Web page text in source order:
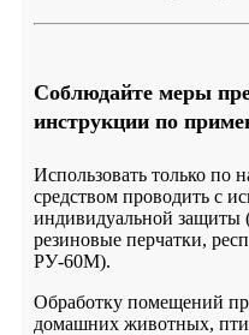
Соблюдайте меры
инструкции по
Использовать только по
средством проводить с
индивидуальной защиты
резиновые перчатки,
РУ-60М).
Обработку помещений
домашних животных,